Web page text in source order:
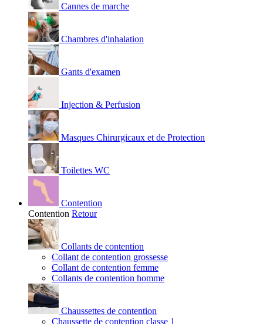
Cannes de marche
Chambres d'inhalation
Gants d'examen
Injection & Perfusion
Masques Chirurgicaux et de Protection
Toilettes WC
Contention
Contention Retour
Collants de contention
Collant de contention grossesse
Collant de contention femme
Collants de contention homme
Chaussettes de contention
Chaussette de contention classe 1